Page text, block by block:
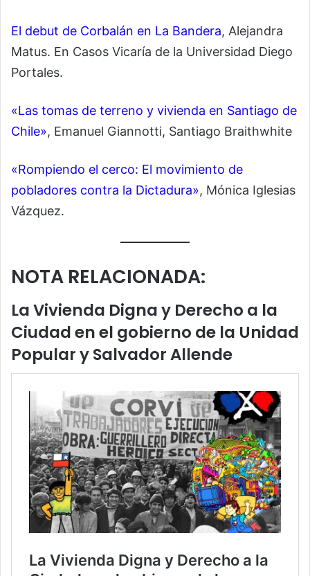
El debut de Corbalán en La Bandera, Alejandra
Matus. En Casos Vicaría de la Universidad Diego
Portales.
«Las tomas de terreno y vivienda en Santiago de
Chile», Emanuel Giannotti, Santiago Braithwhite
«Rompiendo el cerco: El movimiento de
pobladores contra la Dictadura», Mónica Iglesias
Vázquez.
NOTA RELACIONADA:
La Vivienda Digna y Derecho a la
Ciudad en el gobierno de la Unidad
Popular y Salvador Allende